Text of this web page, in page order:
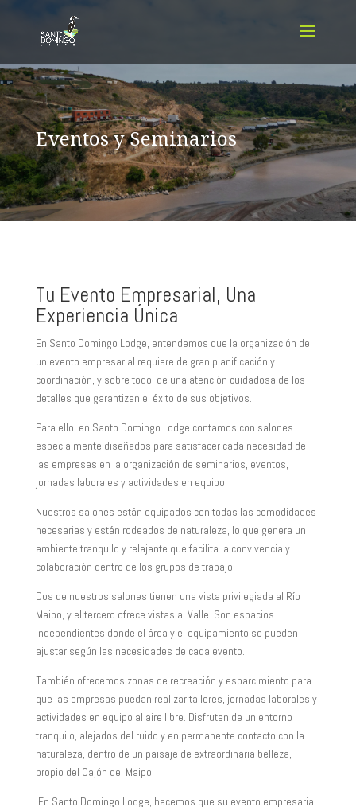
Eventos y Seminarios
Tu Evento Empresarial, Una
Experiencia Única
En Santo Domingo Lodge, entendemos que la organización de
un evento empresarial requiere de gran planificación y
coordinación, y sobre todo, de una atención cuidadosa de los
detalles que garantizan el éxito de sus objetivos.
Para ello, en Santo Domingo Lodge contamos con salones
especialmente diseñados para satisfacer cada necesidad de
las empresas en la organización de seminarios, eventos,
jornadas laborales y actividades en equipo.
Nuestros salones están equipados con todas las comodidades
necesarias y están rodeados de naturaleza, lo que genera un
ambiente tranquilo y relajante que facilita la convivencia y
colaboración dentro de los grupos de trabajo.
Dos de nuestros salones tienen una vista privilegiada al Río
Maipo, y el tercero ofrece vistas al Valle. Son espacios
independientes donde el área y el equipamiento se pueden
ajustar según las necesidades de cada evento.
También ofrecemos zonas de recreación y esparcimiento para
que las empresas puedan realizar talleres, jornadas laborales y
actividades en equipo al aire libre. Disfruten de un entorno
tranquilo, alejados del ruido y en permanente contacto con la
naturaleza, dentro de un paisaje de extraordinaria belleza,
propio del Cajón del Maipo.
¡En Santo Domingo Lodge, hacemos que su evento empresarial